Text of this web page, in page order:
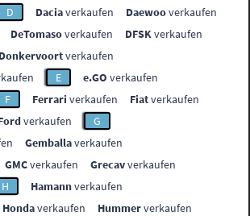
D Daciaverkaufen Daewooverkaufen
DeTomasoverkaufen DFSKverkaufen
Donkervoortverkaufen
E e.GO verkaufen
F Ferrari verkaufen Fiatverkaufen
verkaufen
G
Gemballaverkaufen
GMCverkaufen Grecavverkaufen
H Hamannverkaufen
Hondaverkaufen Hummerverkaufen